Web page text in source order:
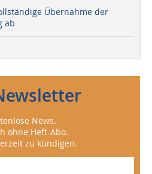
Übernahme der
ab
News.
ohne Heft-Abo.
zu kündigen.